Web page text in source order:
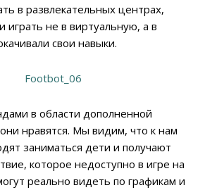
в развлекательных центрах,
не в виртуальную, а в
свои навыки.
в области дополненной
нравятся. Мы видим, что к нам
заниматься дети и получают
которое недоступно в игре на
реально видеть по графикам и